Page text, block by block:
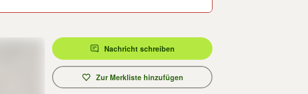
Nachricht schreiben
Zur Merkliste hinzufügen